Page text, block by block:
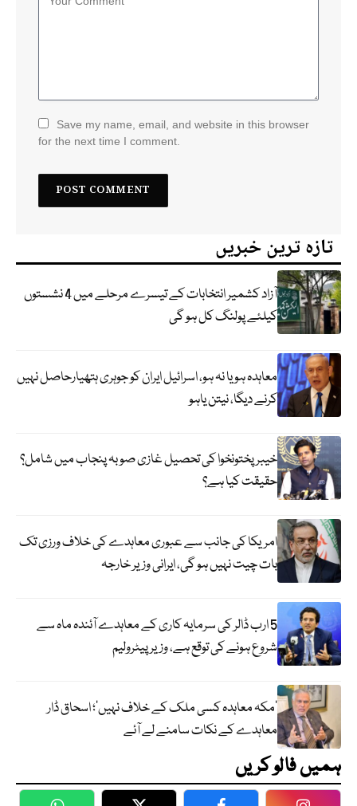
Save my name, email, and website in this browser
for the next time I comment.
تازہ ترین خبریں
آزاد کشمیر انتخابات کے تیسرے مرحلے میں 4 نشستوں
کیلئے پولنگ کل ہو گی
معاہدہ ہو یا نہ ہو، اسرائیل ایران کو جوہری ہتھیارحاصل نہیں
کرنے دیگا، نیتن یاہو
خیبر پختونخوا کی تحصیل غازی صوبہ پنجاب میں شامل؟
حقیقت کیا ہے؟
امریکا کی جانب سے عبوری معاہدے کی خلاف ورزی تک
بات چیت نہیں ہو گی، ایرانی وزیر خارجہ
5 ارب ڈالر کی سرمایہ کاری کے معاہدے آئندہ ماہ سے
شروع ہونے کی توقع ہے، وزیر پیٹرولیم
‘مکہ معاہدہ کسی ملک کے خلاف نہیں’؛ اسحاق ڈار
معاہدے کے نکات سامنے لے آئے
ہمیں فالو کریں